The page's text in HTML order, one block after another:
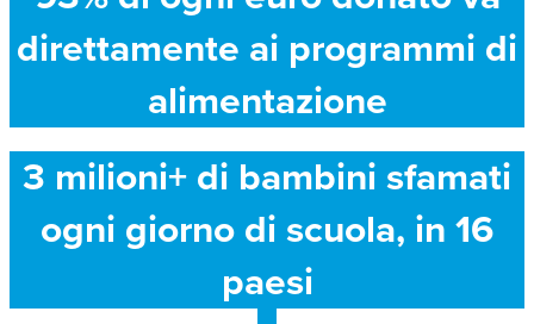
direttamente ai programmi di
alimentazione
3 milioni+ di bambini sfamati
ogni giorno di scuola, in 16
paesi